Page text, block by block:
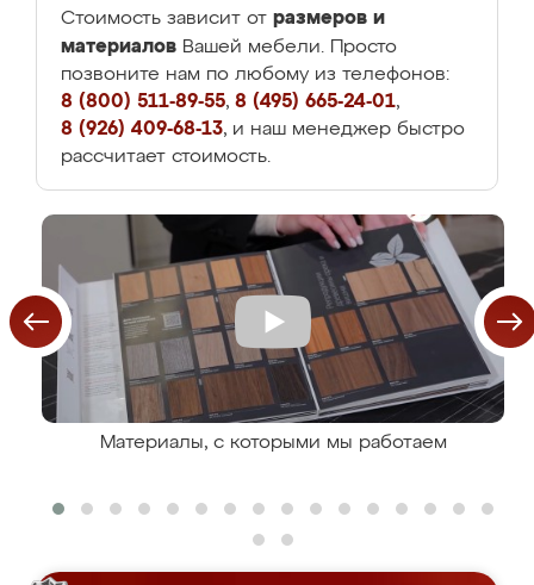
Стоимость зависит от размеров и
материалов Вашей мебели. Просто
позвоните нам по любому из телефонов:
8 (800) 511-89-55, 8 (495) 665-24-01,
8 (926) 409-68-13, и наш менеджер быстро
рассчитает стоимость.
Материалы, с которыми мы работаем